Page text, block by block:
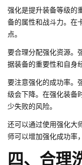
强化是提升装备等级的
备的属性和战斗力。在
点。
要合理分配强化资源。
据装备的重要性和自身
要注意强化的成功率。
级会下降。在强化装备
少失败的风险。
还可以通过使用强化大
师可以增加强化成功率
四、合理